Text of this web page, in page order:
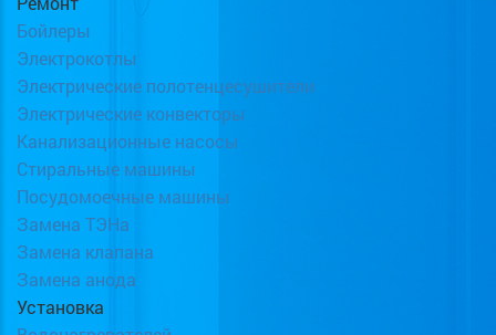
Бойлеры
Электрокотлы
Электрические полотенцесушители
Электрические конвекторы
Канализационные насосы
Стиральные машины
Посудомоечные машины
Замена ТЭНа
Замена клапана
Замена анода
Установка